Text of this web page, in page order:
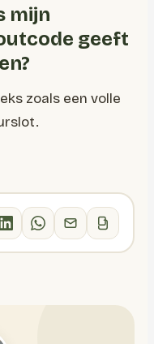
mijn
geeft
zoals een volle